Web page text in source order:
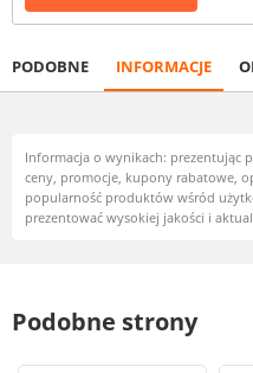
PODOBNE INFORMACJE
Informacja o wynikach: prezentując
ceny, promocje, kupony rabatowe,
popularność produktów wśród
prezentować wysokiej jakości i
Podobne strony